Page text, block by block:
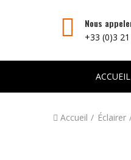
Nous
+33 (0)3
ACCUEIL
Accueil Éclairer